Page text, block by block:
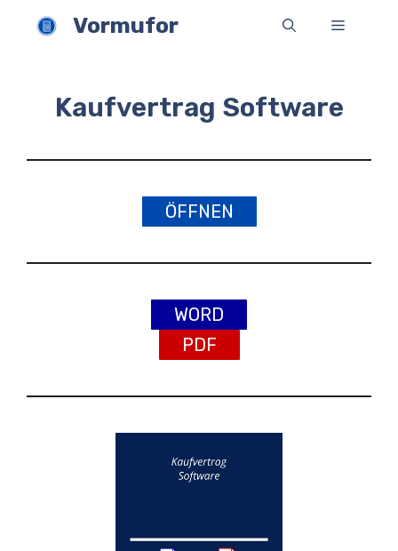
Inhalt
Vormufor Menü
Kaufvertrag Software
ÖFFNEN
WORD
PDF